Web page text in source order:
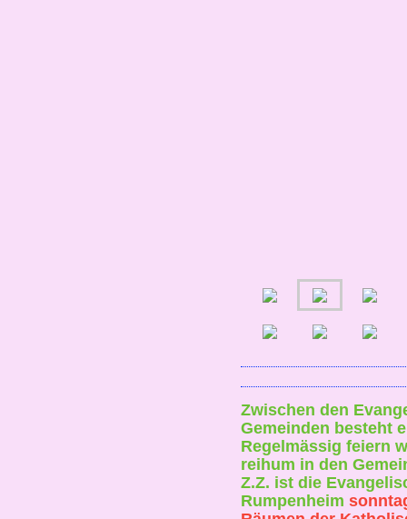
Zwischen den
Gemeinden besteht
Regelmässig feiern
reihum in den
Z.Z. ist die
Rumpenheim